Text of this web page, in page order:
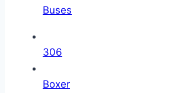
Buses
306
Boxer